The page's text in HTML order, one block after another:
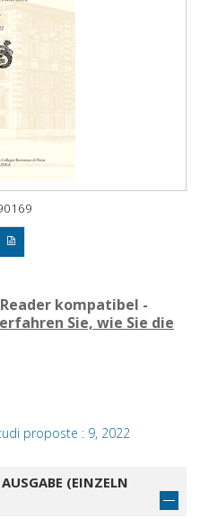
kompatibel -
erfahren Sie, wie Sie die
proposte : 9, 2022
(EINZELN